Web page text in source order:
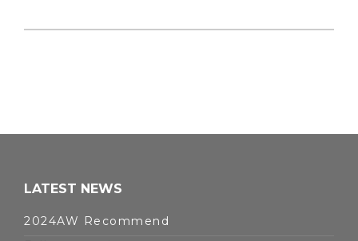
LATEST NEWS
2024AW Recommend